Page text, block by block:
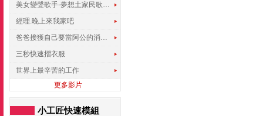
美女變聲歌手-夢想土家民歌傳遍世界
經理.晚上來我家吧
爸爸接獲自己要當阿公的消息，反應史上最可愛!!!
三秒快速摺衣服
世界上最辛苦的工作
更多影片
小工匠快速模組